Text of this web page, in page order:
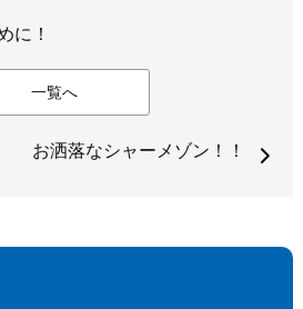
に！
一覧へ
お洒落なシャーメゾン！！